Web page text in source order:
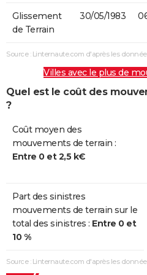
Glissement
de Terrain
30/05/1983
Source : Linternaute.com d'après les
Villes avec le plus de
Quel est le coût des
?
Coût moyen des
mouvements de terrain :
Entre 0 et 2,5 k€
Part des sinistres
mouvements de terrain sur le
total des sinistres : Entre 0 et
10 %
Source : Linternaute.com d'après les